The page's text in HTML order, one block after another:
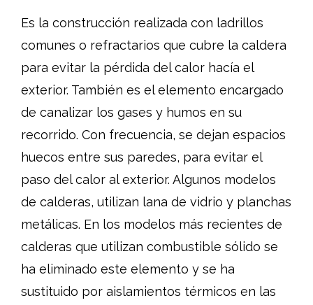
Es la construcción realizada con ladrillos
comunes o refractarios que cubre la caldera
para evitar la pérdida del calor hacía el
exterior. También es el elemento encargado
de canalizar los gases y humos en su
recorrido. Con frecuencia, se dejan espacios
huecos entre sus paredes, para evitar el
paso del calor al exterior. Algunos modelos
de calderas, utilizan lana de vidrio y planchas
metálicas. En los modelos más recientes de
calderas que utilizan combustible sólido se
ha eliminado este elemento y se ha
sustituido por aislamientos térmicos en las